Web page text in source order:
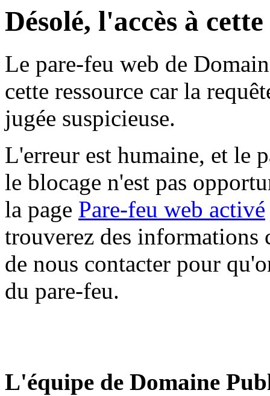
Désolé, l'accès à
Le pare-feu web de
cette ressource car la
jugée suspicieuse.
L'erreur est humaine, et le
le blocage n'est pas
la page Pare-feu web activé
trouverez des informations
de nous contacter pour
du pare-feu.
L'équipe de Domaine